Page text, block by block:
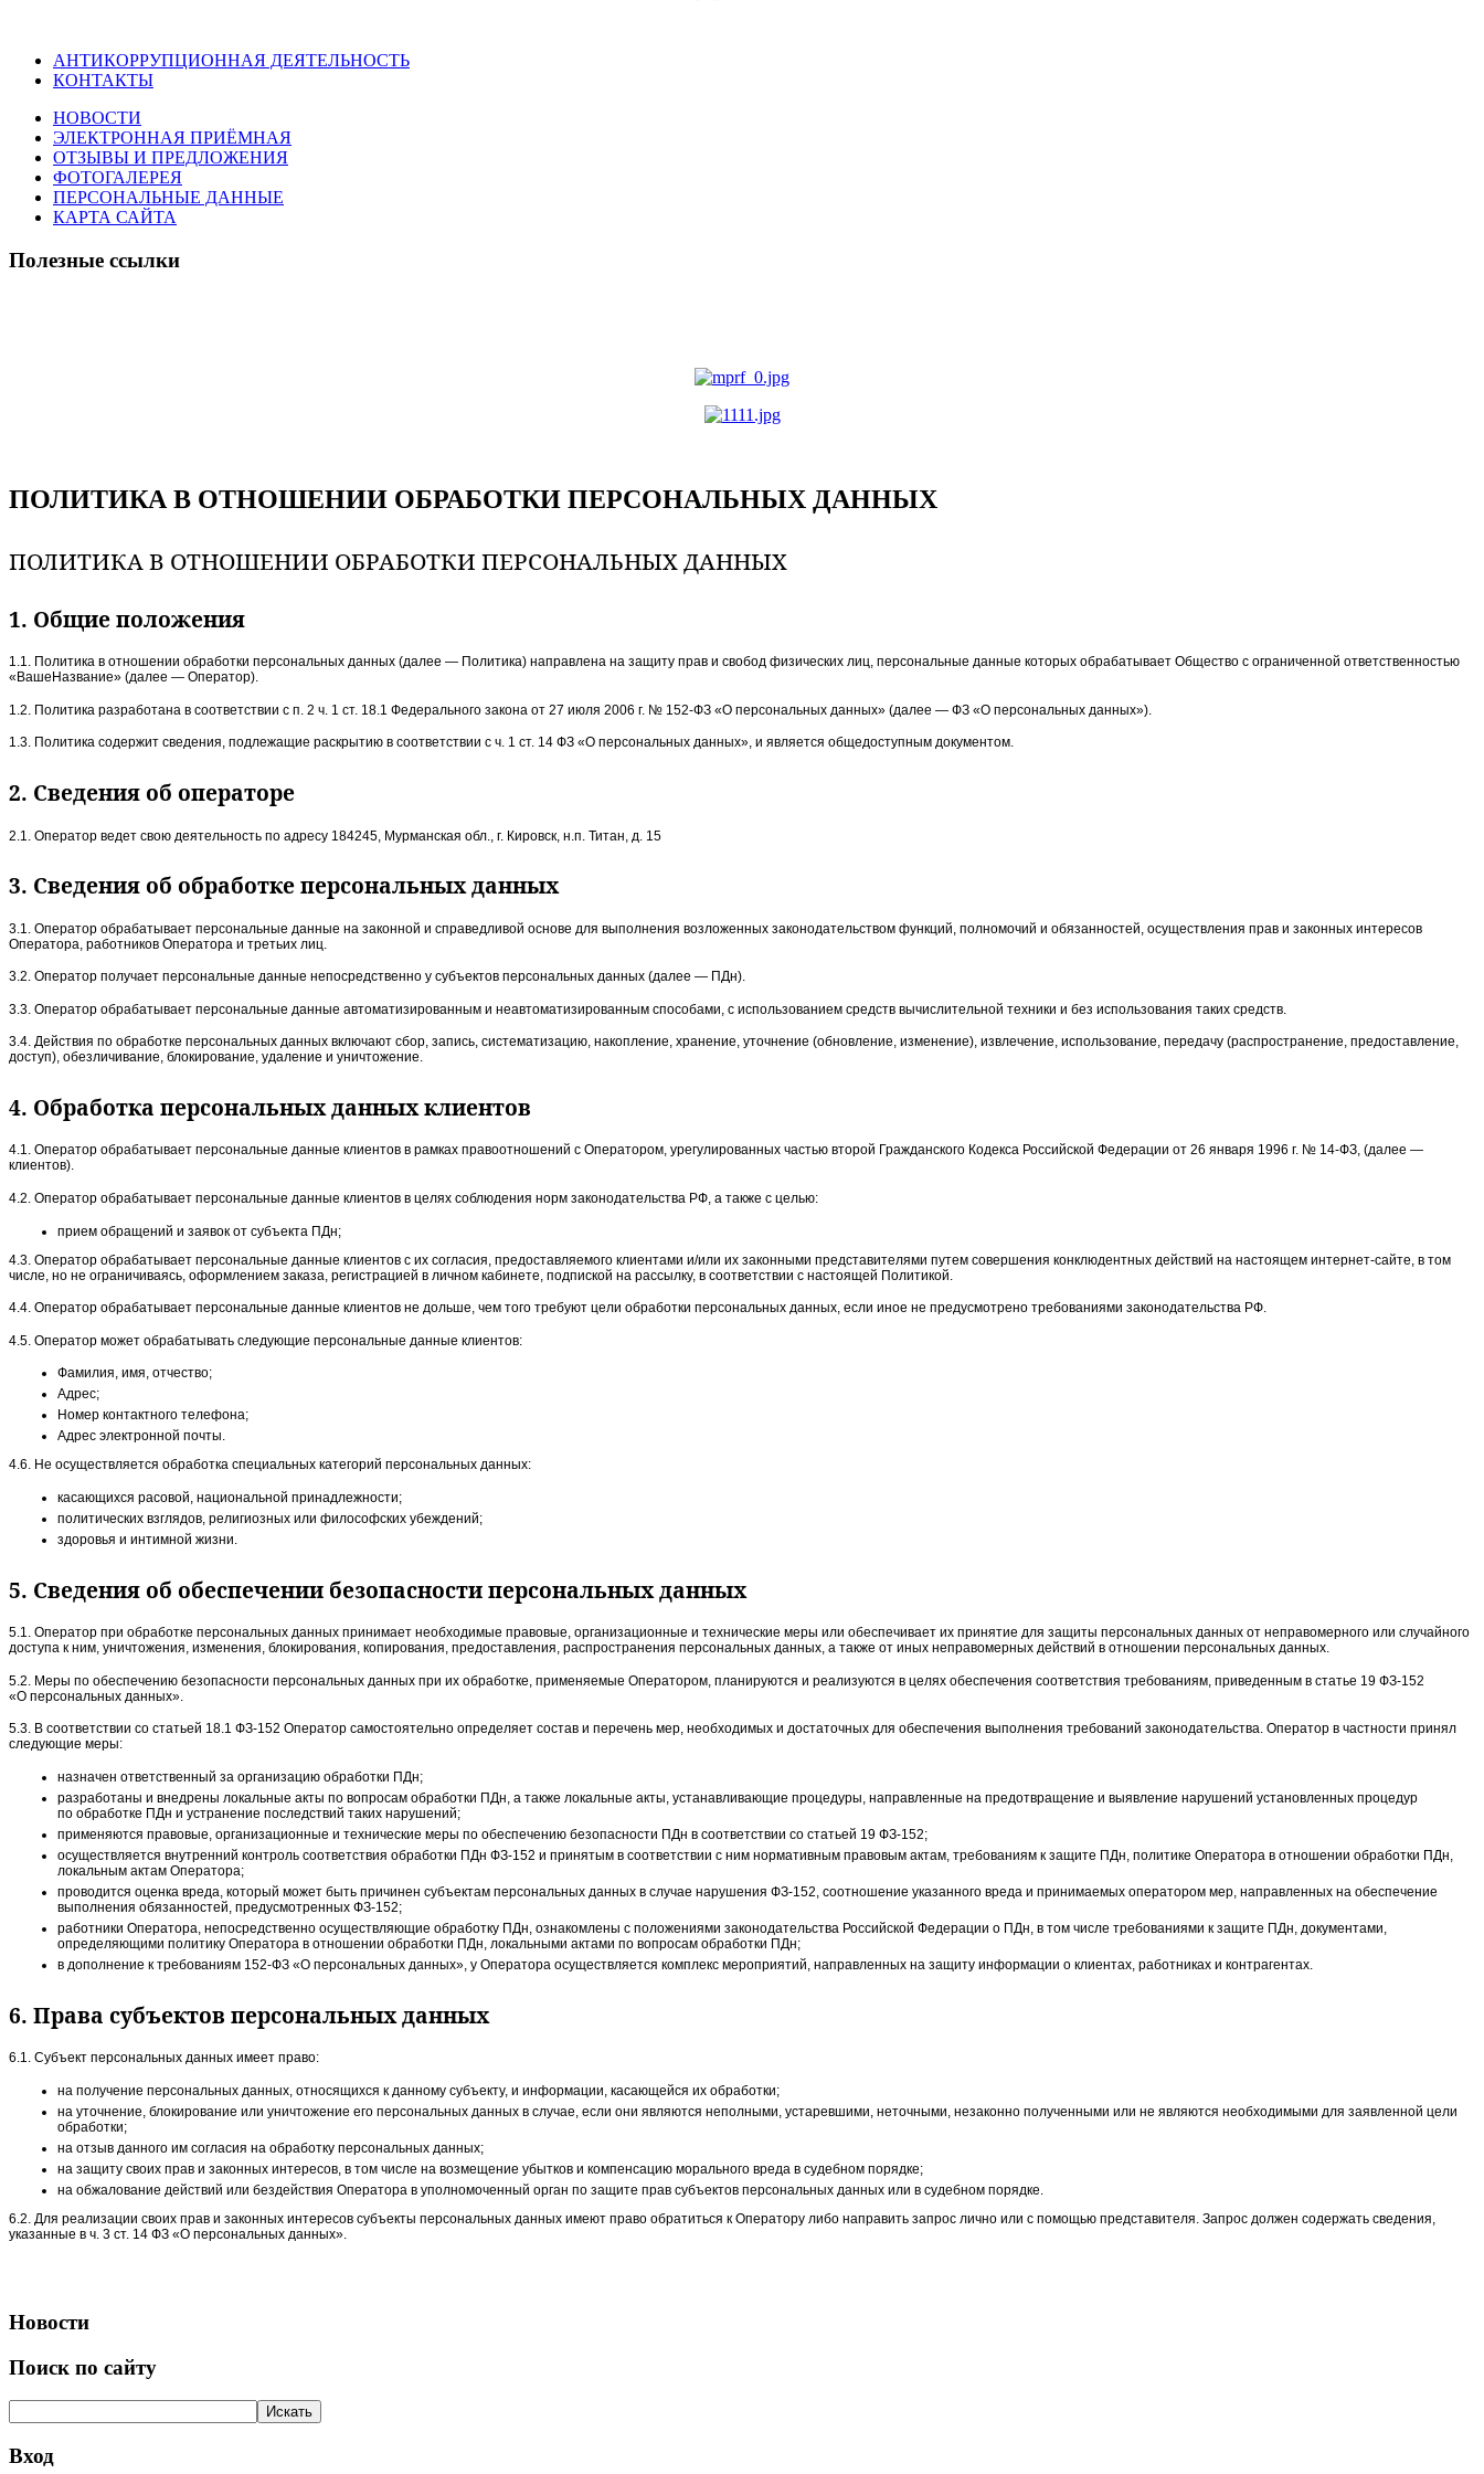
АНТИКОРРУПЦИОННАЯ ДЕЯТЕЛЬНОСТЬ
КОНТАКТЫ
НОВОСТИ
ЭЛЕКТРОННАЯ ПРИЁМНАЯ
ОТЗЫВЫ И ПРЕДЛОЖЕНИЯ
ФОТОГАЛЕРЕЯ
ПЕРСОНАЛЬНЫЕ ДАННЫЕ
КАРТА САЙТА
Полезные ссылки
ПОЛИТИКА В ОТНОШЕНИИ ОБРАБОТКИ ПЕРСОНАЛЬНЫХ ДАННЫХ
ПОЛИТИКА В ОТНОШЕНИИ ОБРАБОТКИ ПЕРСОНАЛЬНЫХ ДАННЫХ
1. Общие положения
1.1. Политика в отношении обработки персональных данных (далее — Политика) направлена на защиту прав и свобод физических лиц, персональные данные которых обрабатывает Общество с ограниченной ответственностью
«ВашеНазвание» (далее — Оператор).
1.2. Политика разработана в соответствии с п. 2 ч. 1 ст. 18.1 Федерального закона от 27 июля 2006 г. № 152-ФЗ «О персональных данных» (далее — ФЗ «О персональных данных»).
1.3. Политика содержит сведения, подлежащие раскрытию в соответствии с ч. 1 ст. 14 ФЗ «О персональных данных», и является общедоступным документом.
2. Сведения об операторе
2.1. Оператор ведет свою деятельность по адресу 184245, Мурманская обл., г. Кировск, н.п. Титан, д. 15
3. Сведения об обработке персональных данных
3.1. Оператор обрабатывает персональные данные на законной и справедливой основе для выполнения возложенных законодательством функций, полномочий и обязанностей, осуществления прав и законных интересов
Оператора, работников Оператора и третьих лиц.
3.2. Оператор получает персональные данные непосредственно у субъектов персональных данных (далее — ПДн).
3.3. Оператор обрабатывает персональные данные автоматизированным и неавтоматизированным способами, с использованием средств вычислительной техники и без использования таких средств.
3.4. Действия по обработке персональных данных включают сбор, запись, систематизацию, накопление, хранение, уточнение (обновление, изменение), извлечение, использование, передачу (распространение, предоставление,
доступ), обезличивание, блокирование, удаление и уничтожение.
4. Обработка персональных данных клиентов
4.1. Оператор обрабатывает персональные данные клиентов в рамках правоотношений с Оператором, урегулированных частью второй Гражданского Кодекса Российской Федерации от 26 января 1996 г. № 14-ФЗ, (далее —
клиентов).
4.2. Оператор обрабатывает персональные данные клиентов в целях соблюдения норм законодательства РФ, а также с целью:
прием обращений и заявок от субъекта ПДн;
4.3. Оператор обрабатывает персональные данные клиентов с их согласия, предоставляемого клиентами и/или их законными представителями путем совершения конклюдентных действий на настоящем интернет-сайте, в том
числе, но не ограничиваясь, оформлением заказа, регистрацией в личном кабинете, подпиской на рассылку, в соответствии с настоящей Политикой.
4.4. Оператор обрабатывает персональные данные клиентов не дольше, чем того требуют цели обработки персональных данных, если иное не предусмотрено требованиями законодательства РФ.
4.5. Оператор может обрабатывать следующие персональные данные клиентов:
Фамилия, имя, отчество;
Адрес;
Номер контактного телефона;
Адрес электронной почты.
4.6. Не осуществляется обработка специальных категорий персональных данных:
касающихся расовой, национальной принадлежности;
политических взглядов, религиозных или философских убеждений;
здоровья и интимной жизни.
5. Сведения об обеспечении безопасности персональных данных
5.1. Оператор при обработке персональных данных принимает необходимые правовые, организационные и технические меры или обеспечивает их принятие для защиты персональных данных от неправомерного или случайного
доступа к ним, уничтожения, изменения, блокирования, копирования, предоставления, распространения персональных данных, а также от иных неправомерных действий в отношении персональных данных.
5.2. Меры по обеспечению безопасности персональных данных при их обработке, применяемые Оператором, планируются и реализуются в целях обеспечения соответствия требованиям, приведенным в статье 19 ФЗ-152
«О персональных данных».
5.3. В соответствии со статьей 18.1 ФЗ-152 Оператор самостоятельно определяет состав и перечень мер, необходимых и достаточных для обеспечения выполнения требований законодательства. Оператор в частности принял
следующие меры:
назначен ответственный за организацию обработки ПДн;
разработаны и внедрены локальные акты по вопросам обработки ПДн, а также локальные акты, устанавливающие процедуры, направленные на предотвращение и выявление нарушений установленных процедур
по обработке ПДн и устранение последствий таких нарушений;
применяются правовые, организационные и технические меры по обеспечению безопасности ПДн в соответствии со статьей 19 ФЗ-152;
осуществляется внутренний контроль соответствия обработки ПДн ФЗ-152 и принятым в соответствии с ним нормативным правовым актам, требованиям к защите ПДн, политике Оператора в отношении обработки ПДн,
локальным актам Оператора;
проводится оценка вреда, который может быть причинен субъектам персональных данных в случае нарушения ФЗ-152, соотношение указанного вреда и принимаемых оператором мер, направленных на обеспечение
выполнения обязанностей, предусмотренных ФЗ-152;
работники Оператора, непосредственно осуществляющие обработку ПДн, ознакомлены с положениями законодательства Российской Федерации о ПДн, в том числе требованиями к защите ПДн, документами,
определяющими политику Оператора в отношении обработки ПДн, локальными актами по вопросам обработки ПДн;
в дополнение к требованиям 152-ФЗ «О персональных данных», у Оператора осуществляется комплекс мероприятий, направленных на защиту информации о клиентах, работниках и контрагентах.
6. Права субъектов персональных данных
6.1. Субъект персональных данных имеет право:
на получение персональных данных, относящихся к данному субъекту, и информации, касающейся их обработки;
на уточнение, блокирование или уничтожение его персональных данных в случае, если они являются неполными, устаревшими, неточными, незаконно полученными или не являются необходимыми для заявленной цели
обработки;
на отзыв данного им согласия на обработку персональных данных;
на защиту своих прав и законных интересов, в том числе на возмещение убытков и компенсацию морального вреда в судебном порядке;
на обжалование действий или бездействия Оператора в уполномоченный орган по защите прав субъектов персональных данных или в судебном порядке.
6.2. Для реализации своих прав и законных интересов субъекты персональных данных имеют право обратиться к Оператору либо направить запрос лично или с помощью представителя. Запрос должен содержать сведения,
указанные в ч. 3 ст. 14 ФЗ «О персональных данных».
Новости
Поиск по сайту
Вход